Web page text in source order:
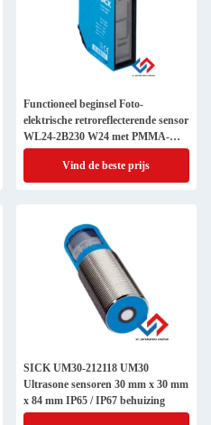
Functioneel beginsel Foto-
elektrische retroreflecterende sensor
WL24-2B230 W24 met PMMA-
optisch materiaal
Vind de beste prijs
SICK UM30-212118 UM30
Ultrasone sensoren 30 mm x 30 mm
x 84 mm IP65 / IP67 behuizing